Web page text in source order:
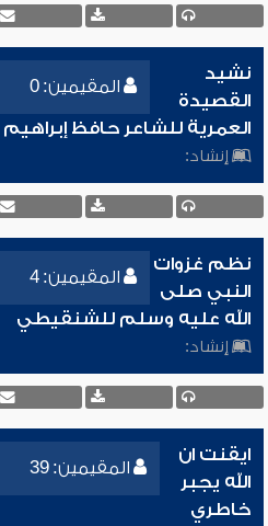
المقيمين: 0
نشيد
القصيدة
العمرية للشاعر حافظ إبراهيم
إنشاد:
المقيمين: 4
نظم غزوات
النبي صلى
الله عليه وسلم للشنقيطي
إنشاد:
المقيمين: 39
ايقنت ان
الله يجبر
خاطري